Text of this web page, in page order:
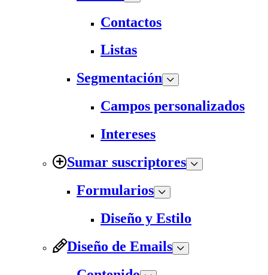
Contactos
Listas
Segmentación
Campos personalizados
Intereses
Sumar suscriptores
Formularios
Diseño y Estilo
Diseño de Emails